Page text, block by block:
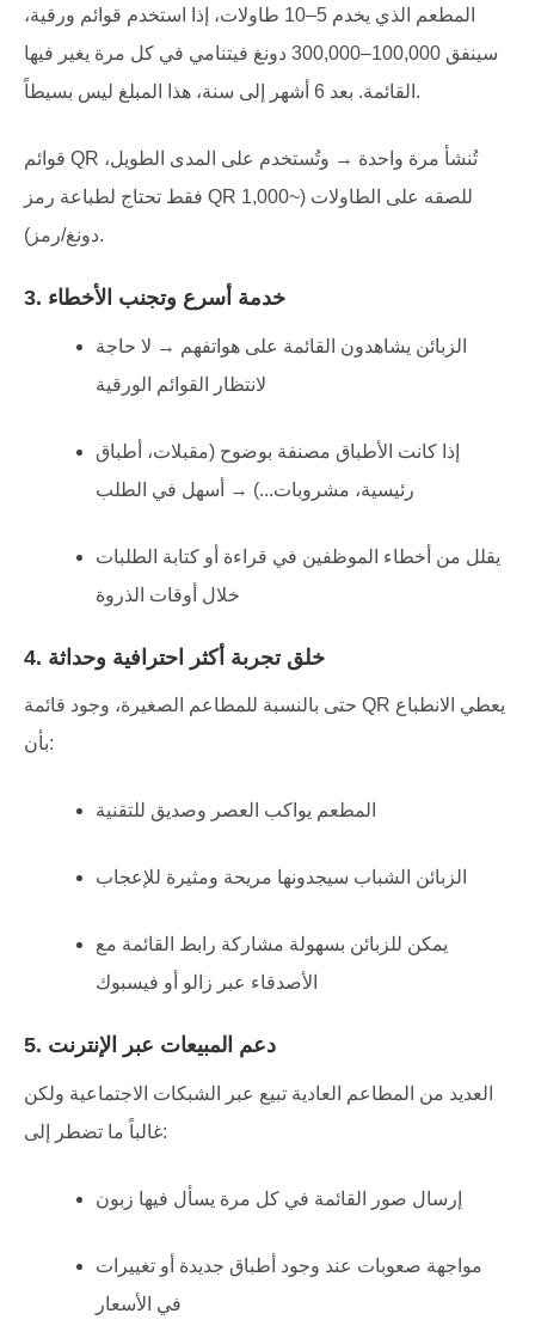
المطعم الذي يخدم 5–10 طاولات، إذا استخدم قوائم ورقية،
سينفق 100,000–300,000 دونغ فيتنامي في كل مرة يغير فيها
القائمة. بعد 6 أشهر إلى سنة، هذا المبلغ ليس بسيطاً.
قوائم QR تُنشأ مرة واحدة → وتُستخدم على المدى الطويل،
فقط تحتاج لطباعة رمز QR للصقه على الطاولات (~1,000
دونغ/رمز).
3. خدمة أسرع وتجنب الأخطاء
الزبائن يشاهدون القائمة على هواتفهم → لا حاجة
لانتظار القوائم الورقية
إذا كانت الأطباق مصنفة بوضوح (مقبلات، أطباق
رئيسية، مشروبات...) → أسهل في الطلب
يقلل من أخطاء الموظفين في قراءة أو كتابة الطلبات
خلال أوقات الذروة
4. خلق تجربة أكثر احترافية وحداثة
حتى بالنسبة للمطاعم الصغيرة، وجود قائمة QR يعطي الانطباع
بأن:
المطعم يواكب العصر وصديق للتقنية
الزبائن الشباب سيجدونها مريحة ومثيرة للإعجاب
يمكن للزبائن بسهولة مشاركة رابط القائمة مع
الأصدقاء عبر زالو أو فيسبوك
5. دعم المبيعات عبر الإنترنت
العديد من المطاعم العادية تبيع عبر الشبكات الاجتماعية ولكن
غالباً ما تضطر إلى:
إرسال صور القائمة في كل مرة يسأل فيها زبون
مواجهة صعوبات عند وجود أطباق جديدة أو تغييرات
في الأسعار